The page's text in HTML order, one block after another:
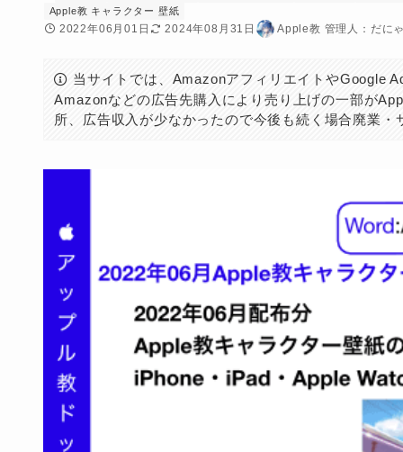
Apple教 キャラクター 壁紙
2022年06月01日 2024年08月31日 Apple教 管理人：だに
当サイトでは、AmazonアフィリエイトやGoogle
Amazonなどの広告先購入により売り上げの一部が
所、広告収入が少なかったので今後も続く場合廃業